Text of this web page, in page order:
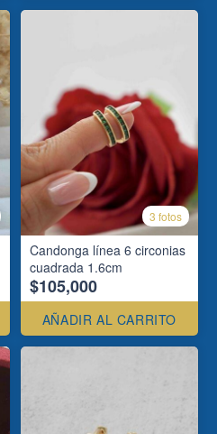
3 fotos
Candonga línea 6 circonias
cuadrada 1.6cm
$105,000
AÑADIR AL CARRITO